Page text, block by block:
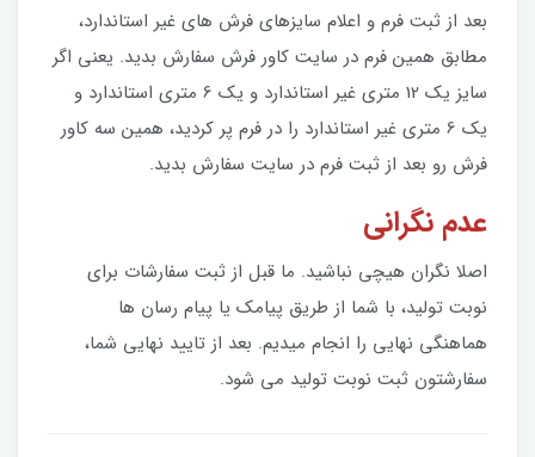
بعد از ثبت فرم و اعلام سایزهای فرش های غیر استاندارد،
مطابق همین فرم در سایت کاور فرش سفارش بدید. یعنی اگر
سایز یک 12 متری غیر استاندارد و یک 6 متری استاندارد و
یک 6 متری غیر استاندارد را در فرم پر کردید، همین سه کاور
فرش رو بعد از ثبت فرم در سایت سفارش بدید.
عدم نگرانی
اصلا نگران هیچی نباشید. ما قبل از ثبت سفارشات برای
نوبت تولید، با شما از طریق پیامک یا پیام رسان ها
هماهنگی نهایی را انجام میدیم. بعد از تایید نهایی شما،
سفارشتون ثبت نوبت تولید می شود.